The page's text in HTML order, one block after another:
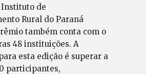
Instituto de
Rural do Paraná
também conta com o
48 instituições. A
esta edição é superar a
participantes,